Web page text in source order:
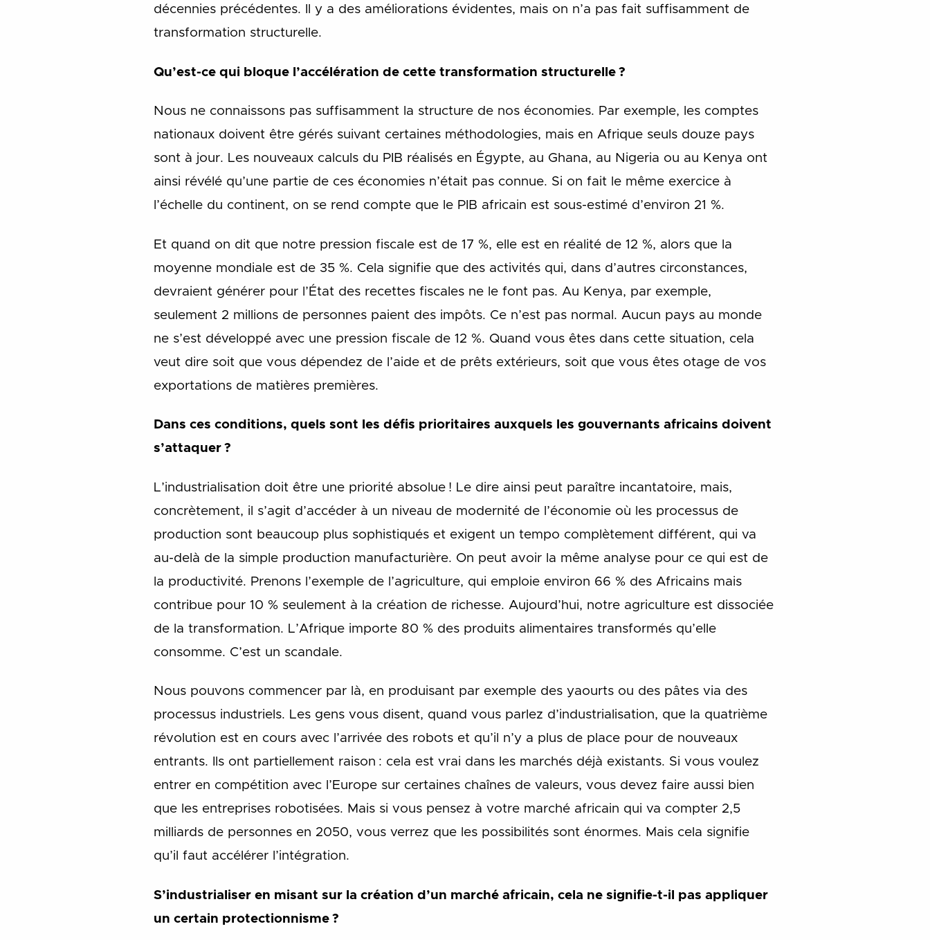
décennies précédentes. Il y a des améliorations évidentes, mais on n’a pas fait suffisamment de
transformation structurelle.
Qu’est-ce qui bloque l’accélération de cette transformation structurelle ?
Nous ne connaissons pas suffisamment la structure de nos économies. Par exemple, les comptes
nationaux doivent être gérés suivant certaines méthodologies, mais en Afrique seuls douze pays
sont à jour. Les nouveaux calculs du PIB réalisés en Égypte, au Ghana, au Nigeria ou au Kenya ont
ainsi révélé qu’une partie de ces économies n’était pas connue. Si on fait le même exercice à
l’échelle du continent, on se rend compte que le PIB africain est sous-estimé d’environ 21 %.
Et quand on dit que notre pression fiscale est de 17 %, elle est en réalité de 12 %, alors que la
moyenne mondiale est de 35 %. Cela signifie que des activités qui, dans d’autres circonstances,
devraient générer pour l’État des recettes fiscales ne le font pas. Au Kenya, par exemple,
seulement 2 millions de personnes paient des impôts. Ce n’est pas normal. Aucun pays au monde
ne s’est développé avec une pression fiscale de 12 %. Quand vous êtes dans cette situation, cela
veut dire soit que vous dépendez de l’aide et de prêts extérieurs, soit que vous êtes otage de vos
exportations de matières premières.
Dans ces conditions, quels sont les défis prioritaires auxquels les gouvernants africains doivent
s’attaquer ?
L’industrialisation doit être une priorité absolue ! Le dire ainsi peut paraître incantatoire, mais,
concrètement, il s’agit d’accéder à un niveau de modernité de l’économie où les processus de
production sont beaucoup plus sophistiqués et exigent un tempo complètement différent, qui va
au-delà de la simple production manufacturière. On peut avoir la même analyse pour ce qui est de
la productivité. Prenons l’exemple de l’agriculture, qui emploie environ 66 % des Africains mais
contribue pour 10 % seulement à la création de richesse. Aujourd’hui, notre agriculture est dissociée
de la transformation. L’Afrique importe 80 % des produits alimentaires transformés qu’elle
consomme. C’est un scandale.
Nous pouvons commencer par là, en produisant par exemple des yaourts ou des pâtes via des
processus industriels. Les gens vous disent, quand vous parlez d’industrialisation, que la quatrième
révolution est en cours avec l’arrivée des robots et qu’il n’y a plus de place pour de nouveaux
entrants. Ils ont partiellement raison : cela est vrai dans les marchés déjà existants. Si vous voulez
entrer en compétition avec l’Europe sur certaines chaînes de valeurs, vous devez faire aussi bien
que les entreprises robotisées. Mais si vous pensez à votre marché africain qui va compter 2,5
milliards de personnes en 2050, vous verrez que les possibilités sont énormes. Mais cela signifie
qu’il faut accélérer l’intégration.
S’industrialiser en misant sur la création d’un marché africain, cela ne signifie-t-il pas appliquer
un certain protectionnisme ?